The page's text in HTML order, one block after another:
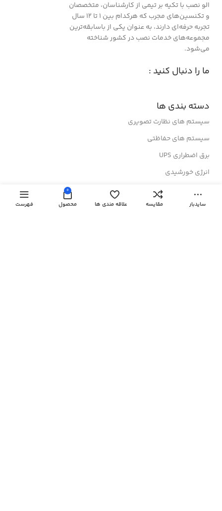
الو نصب با تکیه بر تیمی از کارشناسان، متخصصان
و تکنسین‌های مجرب که هرکدام بین ۱ تا ۱۲ سال
تجربه حرفه‌ای دارند، به عنوان یکی از باسابقه‌ترین
مجموعه‌های خدمات نصب در کشور شناخته
می‌شود.
ما را دنبال کنید :
دسته بندی ها
سیستم های نظارت تصویری
سیستم های حفاظتی
برق اضطراری UPS
انرژی خورشیدی
رک های ایستاده
سایدبار مقایسه علاقه مندی ها
0
محصول فهرست